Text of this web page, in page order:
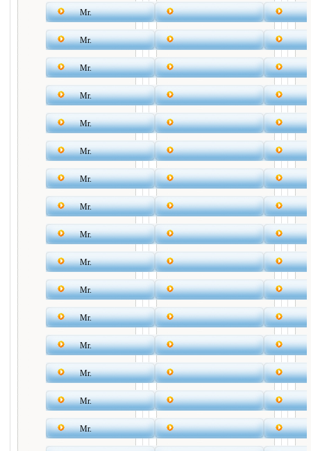
Mr.
Mr.
Mr.
Mr.
Mr.
Mr.
Mr.
Mr.
Mr.
Mr.
Mr.
Mr.
Mr.
Mr.
Mr.
Mr.